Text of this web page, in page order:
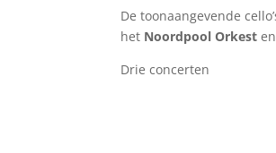
De toonaangevende
het Noordpool Orkest en
Drie concerten